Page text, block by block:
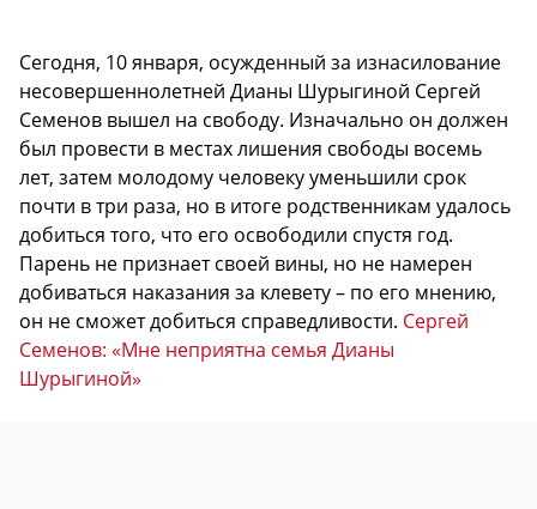
Сегодня, 10 января, осужденный за изнасилование
несовершеннолетней Дианы Шурыгиной Сергей
Семенов вышел на свободу. Изначально он должен
был провести в местах лишения свободы восемь
лет, затем молодому человеку уменьшили срок
почти в три раза, но в итоге родственникам удалось
добиться того, что его освободили спустя год.
Парень не признает своей вины, но не намерен
добиваться наказания за клевету – по его мнению,
он не сможет добиться справедливости. Сергей
Семенов: «Мне неприятна семья Дианы
Шурыгиной»